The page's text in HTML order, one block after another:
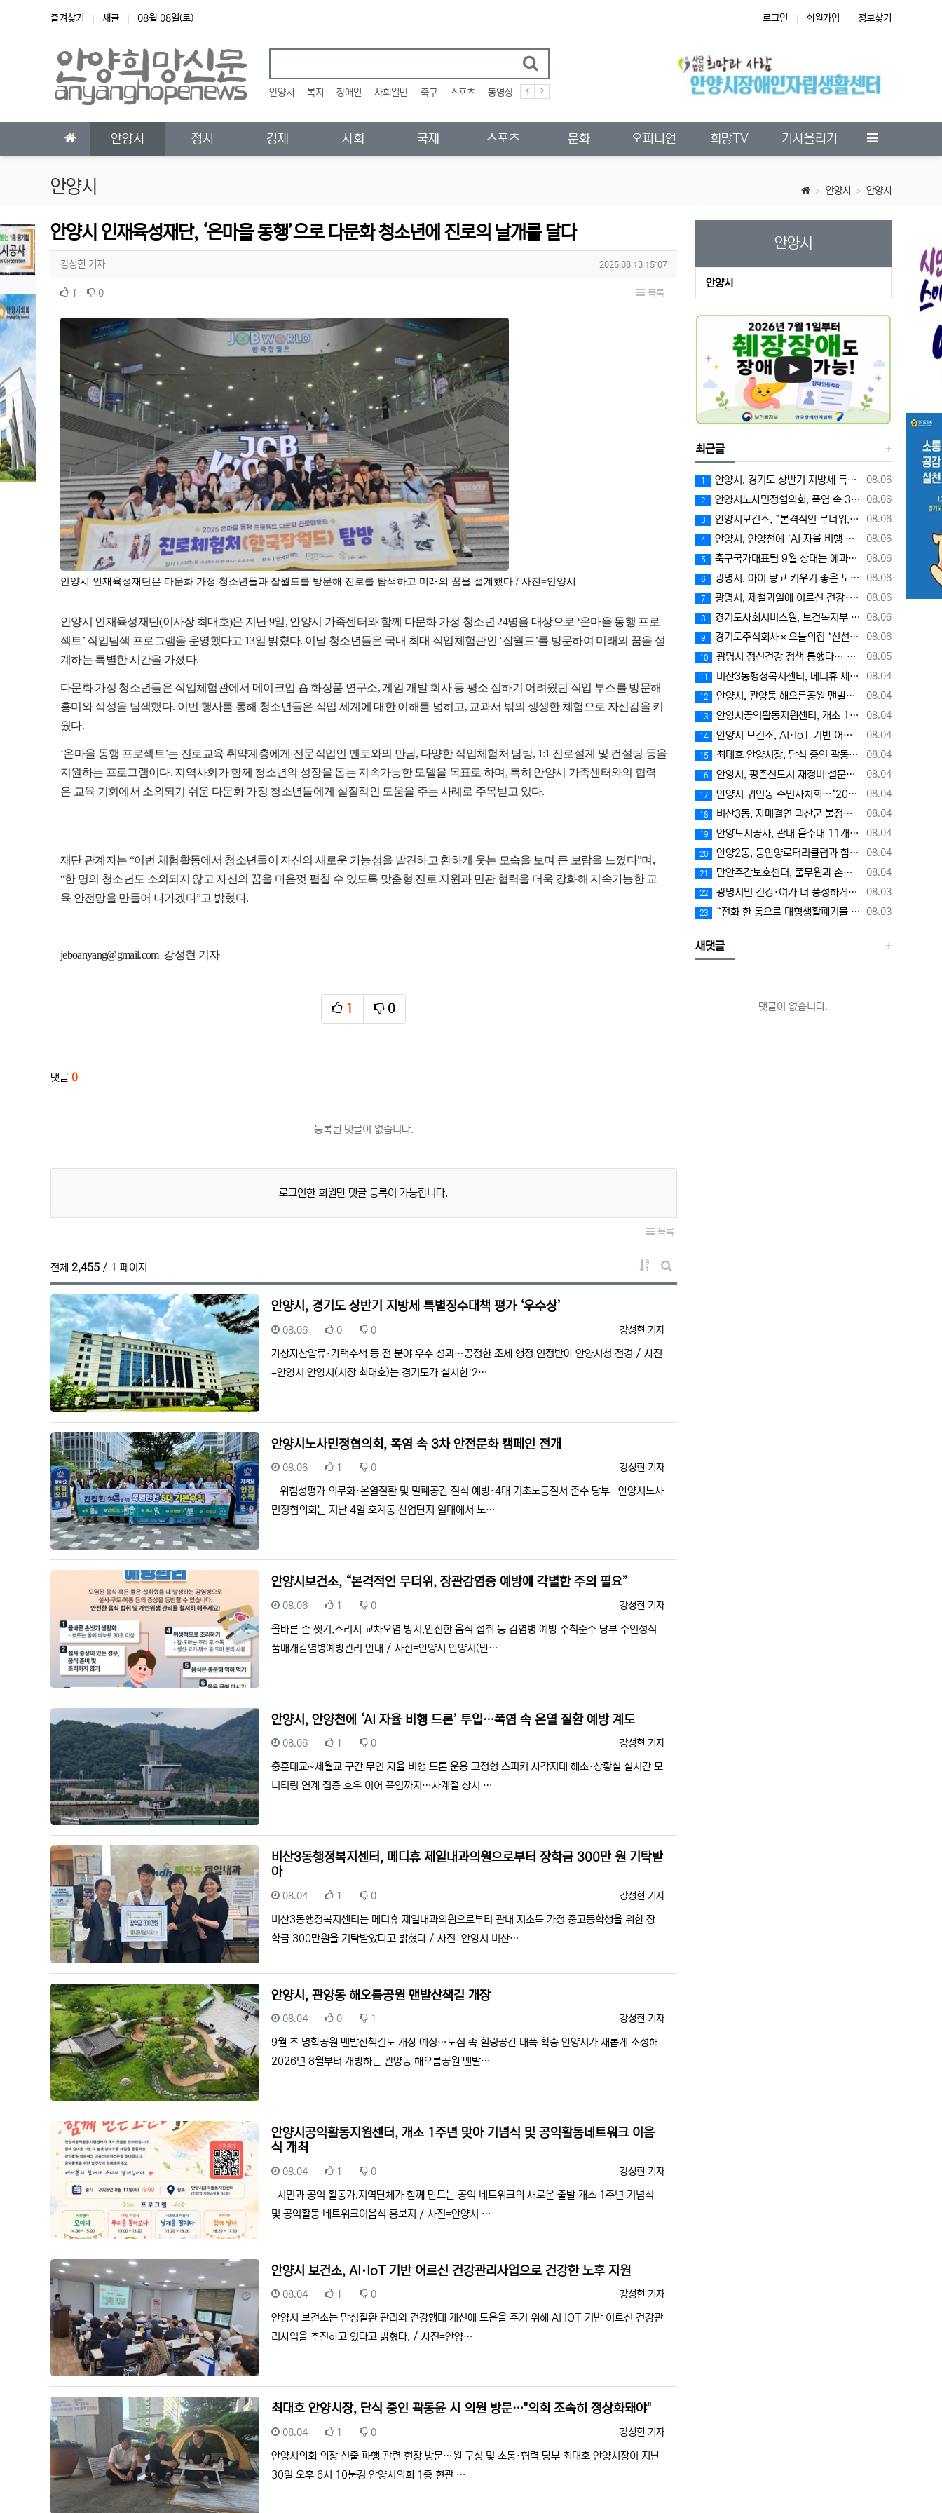
상단 네비즐겨찾기 새글 08월 08일(토) 로그인 회원가입 정보찾기
안양시 복지 장애인 사회일반 축구 스포츠 동영상
안양시 정치 경제 사회 국제 스포츠 문화 오피니언 희망TV 기사올리기
안양시 안양시 안양시
안양시 인재육성재단, ‘온마을 동행’으로 다문화 청소년에 진로의 날개를 달다
작성자 정보
강성현 기자작성 작성일
2025.08.13 15:07
컨텐츠 정보
1 추천 0비추천 목록
본문
안양시 인재육성재단은 다문화 가정 청소년들과 잡월드를 방문해 진로를 탐색하고 미래의 꿈을 설계했다 / 사진=안양시
안양시 인재육성재단(이사장 최대호)은 지난9일, 안양시 가족센터와 함께 다문화 가정 청소년 24명을 대상으로 ‘온마을 동행 프로
젝트’ 직업탐색 프로그램을 운영했다고 13일 밝혔다. 이날 청소년들은 국내 최대 직업체험관인 ‘잡월드’를 방문하여 미래의 꿈을 설
계하는 특별한 시간을 가졌다.
다문화 가정 청소년들은 직업체험관에서 메이크업 숍 화장품 연구소, 게임 개발 회사 등 평소 접하기 어려웠던 직업 부스를 방문해
흥미와 적성을 탐색했다. 이번 행사를 통해 청소년들은 직업 세계에 대한 이해를 넓히고, 교과서 밖의 생생한 체험으로 자신감을 키
웠다.
‘온마을 동행 프로젝트’는 진로교육 취약계층에게 전문직업인 멘토와의 만남, 다양한 직업체험처 탐방, 1:1 진로설계 및 컨설팅 등을
지원하는 프로그램이다. 지역사회가 함께 청소년의 성장을 돕는 지속가능한 모델을 목표로 하며 , 특히 안양시 가족센터와의 협력
은 교육 기회에서 소외되기 쉬운 다문화 가정 청소년들에게 실질적인 도움을 주는 사례로 주목받고 있다.
재단 관계자는 “이번 체험활동에서 청소년들이 자신의 새로운 가능성을 발견하고 환하게 웃는 모습을 보며 큰 보람을 느꼈다”며 ,
“한 명의 청소년도 소외되지 않고 자신의 꿈을 마음껏 펼칠 수 있도록 맞춤형 진로 지원과 민관 협력을 더욱 강화해 지속가능한 교
육 안전망을 만들어 나가겠다”고 밝혔다.
jeboanyang@gmail.com 강성현 기자
1
추천
0
비추천
댓글 0
등록된 댓글이 없습니다.
로그인한 회원만 댓글 등록이 가능합니다.
목록
전체 2,455 / 1 페이지
게시물 정렬
게시판 검색
안양시, 경기도 상반기 지방세 특별징수대책 평가 ‘우수상’
등록자
강성현 기자
등록일
08.06 추천
0 비추천
0
가상자산압류·가택수색 등 전 분야 우수 성과…공정한 조세 행정 인정받아 안양시청 전경 / 사진
=안양시 안양시(시장 최대호)는 경기도가 실시한‘2…
안양시노사민정협의회, 폭염 속 3차 안전문화 캠페인 전개
등록자
강성현 기자
등록일
08.06 추천
1 비추천
0
- 위험성평가 의무화·온열질환 및 밀폐공간 질식 예방·4대 기초노동질서 준수 당부- 안양시노사
민정협의회는 지난 4일 호계동 산업단지 일대에서 노…
안양시보건소, “본격적인 무더위, 장관감염증 예방에 각별한 주의 필요”
등록자
강성현 기자
등록일
08.06 추천
1 비추천
0
올바른 손 씻기,조리시 교차오염 방지,안전한 음식 섭취 등 감염병 예방 수칙준수 당부 수인성식
품매개감염병예방관리 안내 / 사진=안양시 안양시(만…
안양시, 안양천에 ‘AI 자율 비행 드론’ 투입…폭염 속 온열 질환 예방 계도
등록자
강성현 기자
등록일
08.06 추천
1 비추천
0
충훈대교~세월교 구간 무인 자율 비행 드론 운용 고정형 스피커 사각지대 해소·상황실 실시간 모
니터링 연계 집중 호우 이어 폭염까지…사계절 상시 …
비산3동행정복지센터, 메디휴 제일내과의원으로부터 장학금 300만 원 기탁받
아
등록자
강성현 기자
등록일
08.04 추천
1 비추천
0
비산3동행정복지센터는 메디휴 제일내과의원으로부터 관내 저소득 가정 중고등학생을 위한 장
학금 300만원을 기탁받았다고 밝혔다 / 사진=안양시 비산…
안양시, 관양동 해오름공원 맨발산책길 개장
등록자
강성현 기자
등록일
08.04 추천
0 비추천
1
9월 초 명학공원 맨발산책길도 개장 예정…도심 속 힐링공간 대폭 확충 안양시가 새롭게 조성해
2026년 8월부터 개방하는 관양동 해오름공원 맨발…
안양시공익활동지원센터, 개소 1주년 맞아 기념식 및 공익활동네트워크 이음
식 개최
등록자
강성현 기자
등록일
08.04 추천
1 비추천
0
-시민과 공익 활동가,지역단체가 함께 만드는 공익 네트워크의 새로운 출발 개소 1주년 기념식
및 공익활동 네트워크이음식 홍보지 / 사진=안양시 …
안양시 보건소, AI·IoT 기반 어르신 건강관리사업으로 건강한 노후 지원
등록자
강성현 기자
등록일
08.04 추천
1 비추천
0
안양시 보건소는 만성질환 관리와 건강행태 개선에 도움을 주기 위해 AI IOT 기반 어르신 건강관
리사업을 추진하고 있다고 밝혔다. / 사진=안양…
최대호 안양시장, 단식 중인 곽동윤 시 의원 방문…"의회 조속히 정상화돼야"
등록자
강성현 기자
등록일
08.04 추천
1 비추천
0
안양시의회 의장 선출 파행 관련 현장 방문…원 구성 및 소통·협력 당부 최대호 안양시장이 지난
30일 오후 6시 10분경 안양시의회 1층 현관 …
안양시
안양시
최근글
등록일
08.06
1 안양시, 경기도 상반기 지방세 특별징수대책 평가 ‘우수상’
등록일
08.06
2 안양시노사민정협의회, 폭염 속 3차 안전문화 캠페인 전개
등록일
08.06
3 안양시보건소, “본격적인 무더위, 장관감염증 예방에 각별한 주의 필요”
등록일
08.06
4 안양시, 안양천에 ‘AI 자율 비행 드론’ 투입…폭염 속 온열 질환 예방 계도
등록일
08.06
5 축구국가대표팀 9월 상대는 에콰도르와 우루과이, 9.10월 A매치 4연전 상대 모두 확정
등록일
08.06
6 광명시, 아이 낳고 키우기 좋은 도시 입증… 출생아 증가율 경기도 1위
등록일
08.06
7 광명시, 제철과일에 어르신 건강·안부 담아 전한다
등록일
08.06
8 경기도사회서비스원, 보건복지부 경영평가 2년 연속 A등급 달성
등록일
08.06
9 경기도주식회사×오늘의집 ‘신선식품 기획전’에서 과일·고기 최대 30% 할인
등록일
08.05
10 광명시 정신건강 정책 통했다… 시민 마음건강, 경기도 최고 수준
등록일
08.04
11 비산3동행정복지센터, 메디휴 제일내과의원으로부터 장학금 300만 원 기탁받아
등록일
08.04
12 안양시, 관양동 해오름공원 맨발산책길 개장
등록일
08.04
13 안양시공익활동지원센터, 개소 1주년 맞아 기념식 및 공익활동네트워크 이음식 개최
등록일
08.04
14 안양시 보건소, AI·IoT 기반 어르신 건강관리사업으로 건강한 노후 지원
등록일
08.04
15 최대호 안양시장, 단식 중인 곽동윤 시 의원 방문…"의회 조속히 정상화돼야"
등록일
08.04
16 안양시, 평촌신도시 재정비 설문조사 실시…“주민이 만드는 평촌 미래”
등록일
08.04
17 안양시 귀인동 주민자치회…‘2026년 경기도 주민자치 우수사례 경연대회’장려상 수상
등록일
08.04
18 비산3동, 자매결연 괴산군 불정면 농·특산물 직거래 장터 열어
등록일
08.04
19 안양도시공사, 관내 음수대 11개소 수질검사 '적합' 시민 안심 이용 환경 조성
등록일
08.04
20 안양2동, 동안양로터리클럽과 함께하는「이웃사촌 프로젝트」본격 추진
등록일
08.04
21 만안주간보호센터, 풀무원과 손잡고 어르신 대상 음식 제조 강의 개최
등록일
08.03
22 광명시민 건강·여가 더 풍성하게… 광명스피돔 ‘경륜공원 스포츠센터’ 8월 5일부터 운영
등록일
08.03
23 “전화 한 통으로 대형생활폐기물 배출 신고하세요” 광명시, 3일부터 폐기물 지원센터 전화 신고 서비스 운영
새댓글
댓글이 없습니다.